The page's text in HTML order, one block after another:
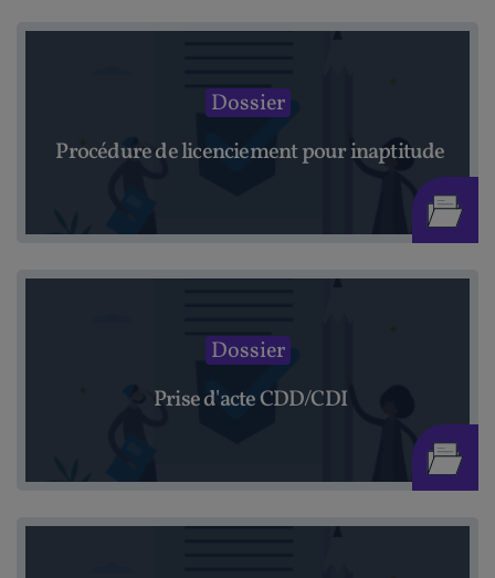
Dossier
Procédure de licenciement pour inaptitude
Dossier
Prise d'acte CDD/CDI